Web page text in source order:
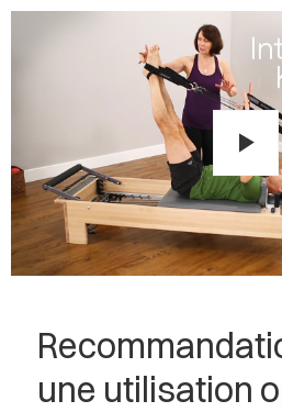
Play
une utilisation